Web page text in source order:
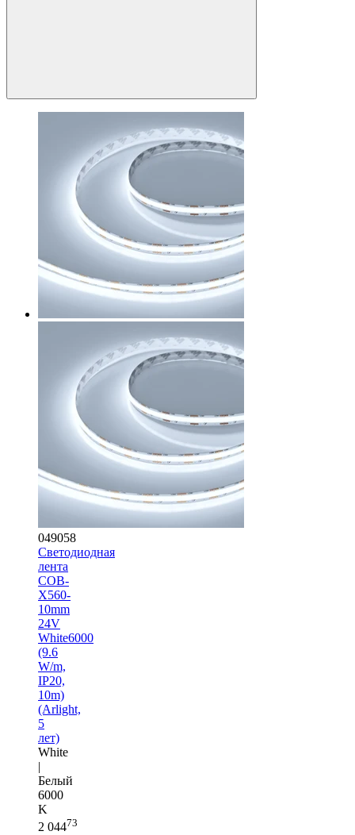
049058
Светодиодная
лента
COB-
X560-
10mm
24V
White6000
(9.6
W/m,
IP20,
10m)
(Arlight,
5
лет)
White
|
Белый
6000
K
2 04473